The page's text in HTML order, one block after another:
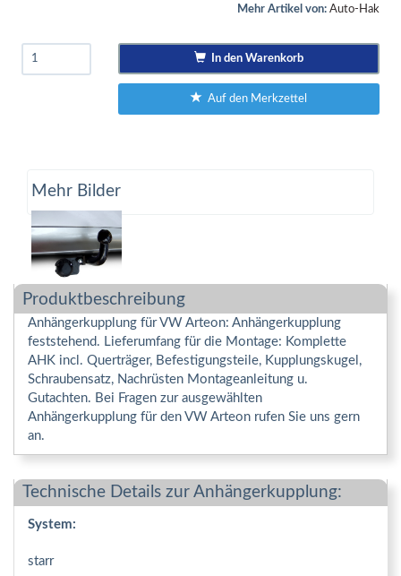
Mehr Artikel von: Auto-Hak
In den Warenkorb
Auf den Merkzettel
Mehr Bilder
Produktbeschreibung
Anhängerkupplung für VW Arteon: Anhängerkupplung
feststehend. Lieferumfang für die Montage: Komplette
AHK incl. Querträger, Befestigungsteile, Kupplungskugel,
Schraubensatz, Nachrüsten Montageanleitung u.
Gutachten. Bei Fragen zur ausgewählten
Anhängerkupplung für den VW Arteon rufen Sie uns gern
an.
Technische Details zur Anhängerkupplung:
System:
starr